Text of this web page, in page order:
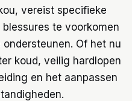
vereist specifieke
te voorkomen
Of het nu
koud, veilig hardlopen
en het aanpassen